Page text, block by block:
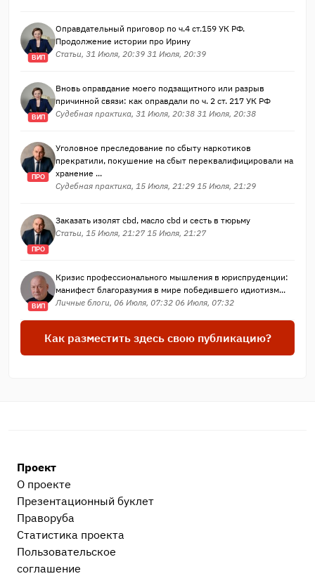
ВИП
Оправдательный приговор по ч.4 ст.159 УК РФ.
Продолжение истории про Ирину
Статьи, 31 Июля, 20:39 31 Июля, 20:39
ВИП
Вновь оправдание моего подзащитного или разрыв
причинной связи: как оправдали по ч. 2 ст. 217 УК РФ
Судебная практика, 31 Июля, 20:38 31 Июля, 20:38
ПРО
Уголовное преследование по сбыту наркотиков
прекратили, покушение на сбыт переквалифицировали на
хранение ...
Судебная практика, 15 Июля, 21:29 15 Июля, 21:29
ПРО
Заказать изолят cbd, масло cbd и сесть в тюрьму
Статьи, 15 Июля, 21:27 15 Июля, 21:27
ВИП
Кризис профессионального мышления в юриспруденции:
манифест благоразумия в мире победившего идиотизм...
Личные блоги, 06 Июля, 07:32 06 Июля, 07:32
Как разместить здесь свою публикацию?
Проект
О проекте
Презентационный букл​ет
Праворуба
Статистика проекта
Пользовательское
соглашение